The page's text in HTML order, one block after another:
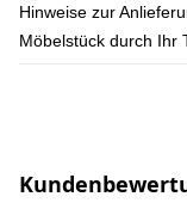
Hinweise zur
Möbelstück durch Ihr